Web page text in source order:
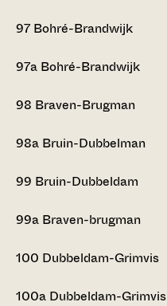
97 Bohré-Brandwijk
97a Bohré-Brandwijk
98 Braven-Brugman
98a Bruin-Dubbelman
99 Bruin-Dubbeldam
99a Braven-brugman
100 Dubbeldam-Grimvis
100a Dubbeldam-Grimvis